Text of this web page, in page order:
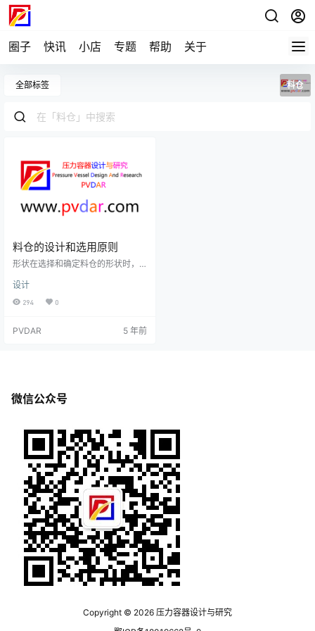
圈子 快讯 小店 专题 帮助 关于
全部标签 料仓
料仓的设计和选用原则
形状在选择和确定料仓的形状时，
物料的流动性质，并可以获得物料
的整体流动形态。公称容积小的料
圆形或组合多边形，首先，要考虑
直筒段，不论哪种形状都不是主要
设计
294 0
PVDAR 5 年前
微信公众号
Copyright © 2026 压力容器设计与研究